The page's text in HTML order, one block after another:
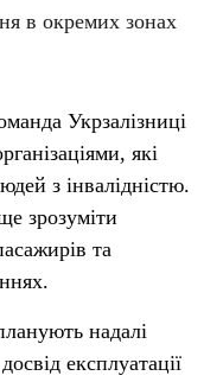
в окремих зонах
Укрзалізниці
які
з інвалідністю.
зрозуміти
та
надалі
експлуатації